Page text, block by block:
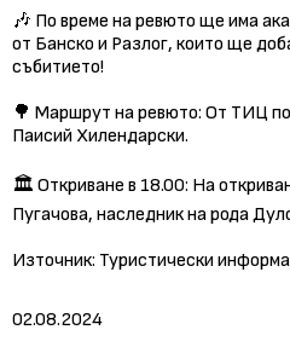
🎶 По време на ревюто ще има
от Банско и Разлог, които ще
събитието!
🌳 Маршрут на ревюто: От ТИЦ
Паисий Хилендарски.
🏛️ Откриване в 18.00: На
Пугачова, наследник на рода
Източник: Туристически
02.08.2024